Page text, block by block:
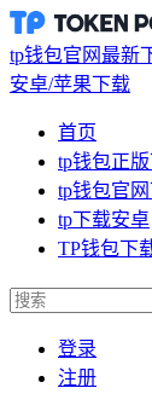
tp钱包官网最新
安卓/苹果下载
首页
tp钱包正
tp钱包官
tp下载安卓
TP钱包下
登录
注册